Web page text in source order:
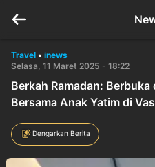
Travel • inews
Selasa, 11 Maret 2025 - 18:22
Berkah Ramadan:
Bersama Anak Yatim di
Dengarkan Berita